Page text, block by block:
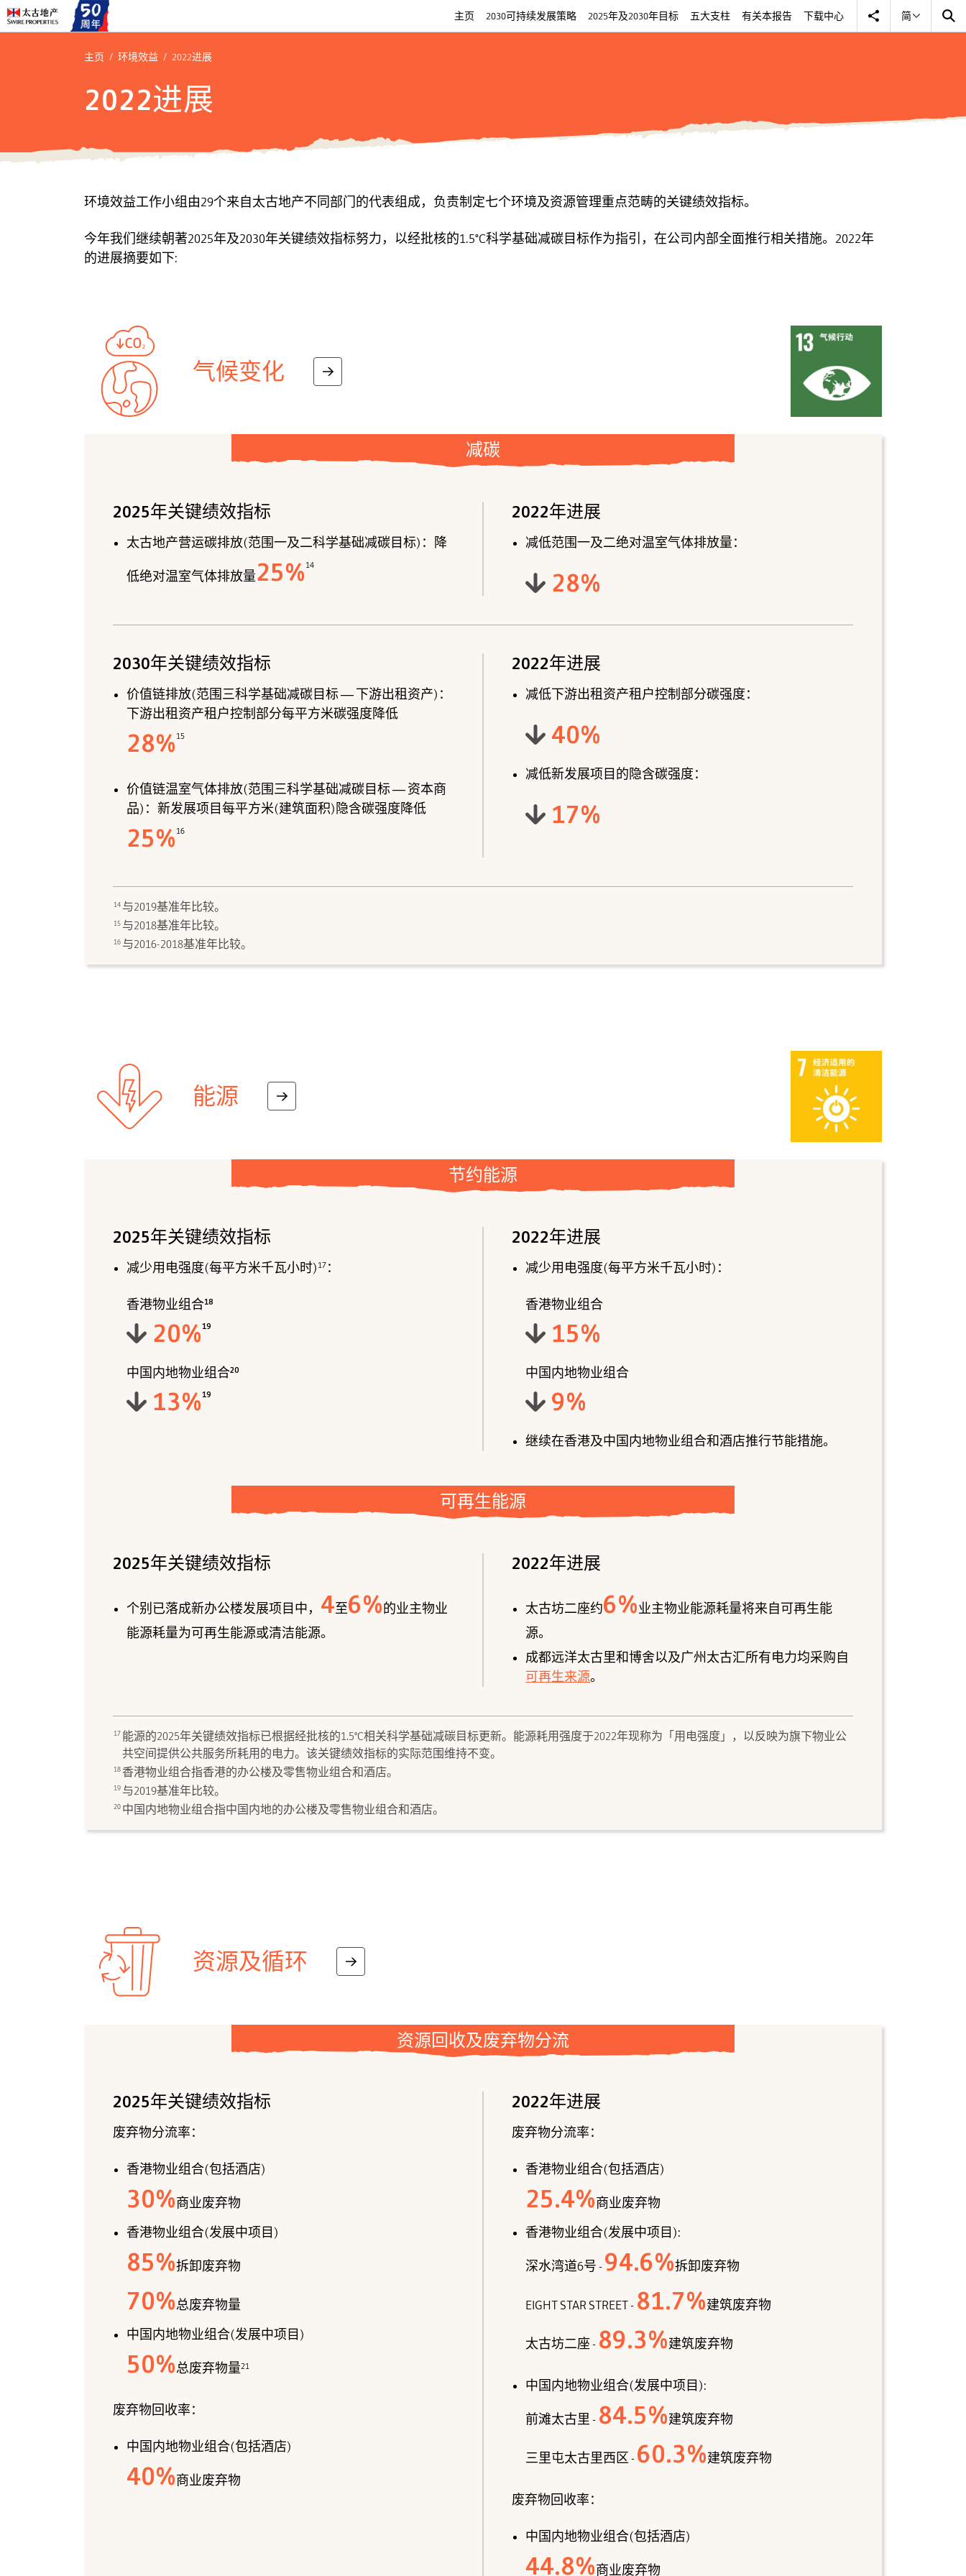
主页 2030可持续发展策略 2025年及2030年目标 五大支柱 有关本报告 下载中心 简
主页 环境效益 2022进展
2022进展
环境效益工作小组由29个来自太古地产不同部门的代表组成，负责制定七个环境及资源管理重点范畴的关键绩效指标。
今年我们继续朝著2025年及2030年关键绩效指标努力，以经批核的1.5°C科学基础减碳目标作为指引，在公司内部全面推行相关措施。2022年
的进展摘要如下:
气候变化
减碳
2025年关键绩效指标
太古地产营运碳排放(范围一及二科学基础减碳目标)：降
低绝对温室气体排放量25% 14
2022年进展
减低范围一及二绝对温室气体排放量：
28%
2030年关键绩效指标
价值链排放(范围三科学基础减碳目标 ― 下游出租资产)：
下游出租资产租户控制部分每平方米碳强度降低
28% 15
价值链温室气体排放(范围三科学基础减碳目标 ― 资本商
品)：新发展项目每平方米(建筑面积)隐含碳强度降低
25% 16
2022年进展
减低下游出租资产租户控制部分碳强度：
40%
减低新发展项目的隐含碳强度：
17%
14 与2019基准年比较。
15 与2018基准年比较。
16 与2016-2018基准年比较。
能源
节约能源
2025年关键绩效指标
减少用电强度(每平方米千瓦小时) 17 ：
香港物业组合18
20%19
中国内地物业组合20
13%19
2022年进展
减少用电强度(每平方米千瓦小时)：
香港物业组合
15%
中国内地物业组合
9%
继续在香港及中国内地物业组合和酒店推行节能措施。
可再生能源
2025年关键绩效指标
个别已落成新办公楼发展项目中， 4至6%的业主物业
能源耗量为可再生能源或清洁能源。
2022年进展
太古坊二座约6%业主物业能源耗量将来自可再生能
源。
成都远洋太古里和博舍以及广州太古汇所有电力均采购自
可再生来源。
17 能源的2025年关键绩效指标已根据经批核的1.5°C相关科学基础减碳目标更新。能源耗用强度于2022年现称为「用电强度」，以反映为旗下物业公
共空间提供公共服务所耗用的电力。该关键绩效指标的实际范围维持不变。
18 香港物业组合指香港的办公楼及零售物业组合和酒店。
19 与2019基准年比较。
20 中国内地物业组合指中国内地的办公楼及零售物业组合和酒店。
资源及循环
资源回收及废弃物分流
2025年关键绩效指标
废弃物分流率：
香港物业组合(包括酒店)
30%商业废弃物
香港物业组合(发展中项目)
85%拆卸废弃物
70%总废弃物量
中国内地物业组合(发展中项目)
50%总废弃物量21
废弃物回收率：
中国内地物业组合(包括酒店)
40%商业废弃物
2022年进展
废弃物分流率：
香港物业组合(包括酒店)
25.4%商业废弃物
香港物业组合(发展中项目):
深水湾道6号 - 94.6%拆卸废弃物
EIGHT STAR STREET - 81.7%建筑废弃物
太古坊二座 - 89.3%建筑废弃物
中国内地物业组合(发展中项目):
前滩太古里 - 84.5%建筑废弃物
三里屯太古里西区 - 60.3%建筑废弃物
废弃物回收率：
中国内地物业组合(包括酒店)
44.8%商业废弃物